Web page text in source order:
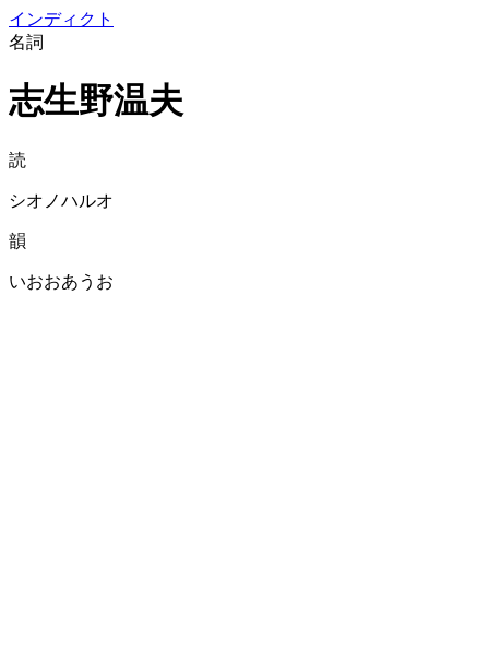
インディクト
名詞
志生野温夫
読
シオノハルオ
韻
いおおあうお